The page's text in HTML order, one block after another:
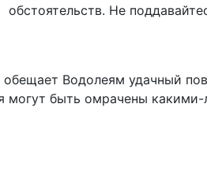
обстоятельств. Не
обещает Водолеям удачный
могут быть омрачены